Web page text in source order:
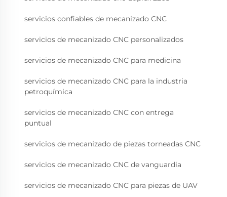
servicios confiables de mecanizado CNC
servicios de mecanizado CNC personalizados
servicios de mecanizado CNC para medicina
servicios de mecanizado CNC para la industria
petroquímica
servicios de mecanizado CNC con entrega
puntual
servicios de mecanizado de piezas torneadas CNC
servicios de mecanizado CNC de vanguardia
servicios de mecanizado CNC para piezas de UAV